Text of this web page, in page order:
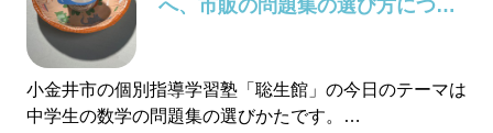
塾して貰える生徒さんであればあるほど、進路の選択に
も私の方から適切な助言ができますね。
やはり、トップになることは気持ちいいことです
ね。このトップになったことがきっかけになって、勉強
へ、市販の問題集の選び方につい
小金井市の個別指導学習塾「聡生館」の今日のテーマは
中学生の数学の問題集の選びかたです。